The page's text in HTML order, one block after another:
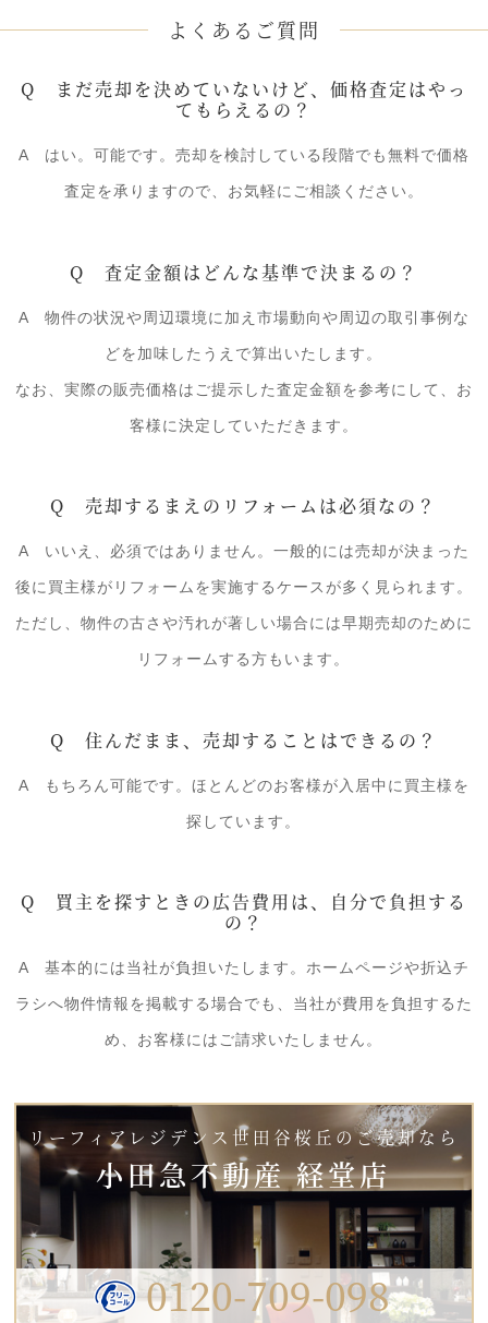
よくあるご質問
Q まだ売却を決めていないけど、価格査定はやっ
てもらえるの？
A はい。可能です。売却を検討している段階でも無料で価格
査定を承りますので、お気軽にご相談ください。
Q 査定金額はどんな基準で決まるの？
A 物件の状況や周辺環境に加え市場動向や周辺の取引事例な
どを加味したうえで算出いたします。
なお、実際の販売価格はご提示した査定金額を参考にして、お
客様に決定していただきます。
Q 売却するまえのリフォームは必須なの？
A いいえ、必須ではありません。一般的には売却が決まった
後に買主様がリフォームを実施するケースが多く見られます。
ただし、物件の古さや汚れが著しい場合には早期売却のために
リフォームする方もいます。
Q 住んだまま、売却することはできるの？
A もちろん可能です。ほとんどのお客様が入居中に買主様を
探しています。
Q 買主を探すときの広告費用は、自分で負担する
の？
A 基本的には当社が負担いたします。ホームページや折込チ
ラシへ物件情報を掲載する場合でも、当社が費用を負担するた
め、お客様にはご請求いたしません。
リーフィアレジデンス世田谷桜丘のご売却なら
小田急不動産 経堂店
0120-709-098